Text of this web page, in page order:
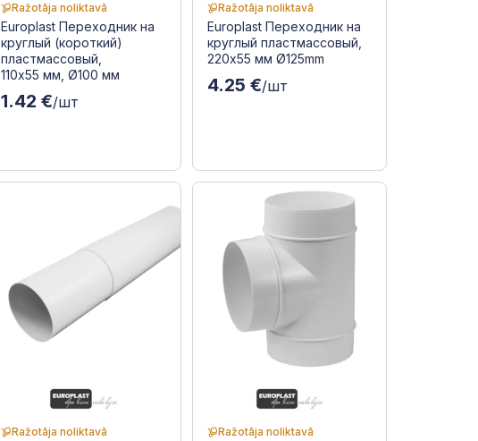
Ražotāja noliktavā
Europlast Переходник на
круглый (короткий)
пластмассовый,
110x55 мм, Ø100 мм
1.42 €/шт
Ražotāja noliktavā
Europlast Переходник на
круглый пластмассовый,
220x55 мм Ø125mm
4.25 €/шт
Ražotāja noliktavā Ražotāja noliktavā